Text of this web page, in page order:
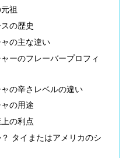
祖
の歴史
の主な違い
ーのフレーバープロフィ
の辛さレベルの違い
の用途
の利点
タイまたはアメリカのシ